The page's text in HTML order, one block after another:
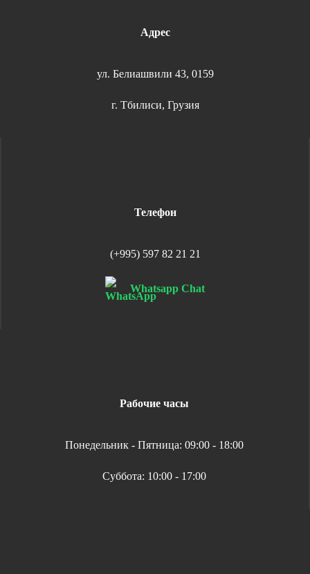
Адрес
ул. Белиашвили 43, 0159
г. Тбилиси, Грузия
Телефон
(+995) 597 82 21 21
Whatsapp Chat
Рабочие часы
Понедельник - Пятница: 09:00 - 18:00
Суббота: 10:00 - 17:00